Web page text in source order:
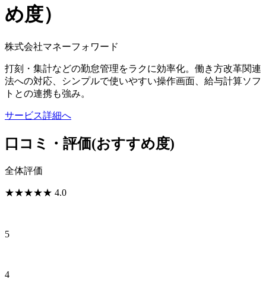
め度）
株式会社マネーフォワード
打刻・集計などの勤怠管理をラクに効率化。働き方改革関連
法への対応、シンプルで使いやすい操作画面、給与計算ソフ
トとの連携も強み。
サービス詳細へ
口コミ・評価(おすすめ度)
全体評価
★★★★★ 4.0
5
4